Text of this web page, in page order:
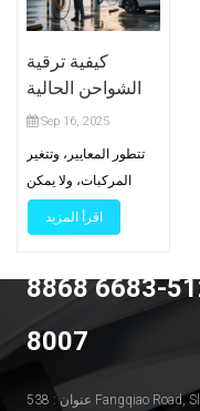
كيفية ترقية
الشواحن الحالية
لدعم الموصلات
Sep 16, 2025
تتطور المعايير، وتتغير
المركبات، ولا يمكن
للمواقع أن تقف مكتوفة
الأيدي. الخبر السار:
التيار المستمر السريعة
إضافة موصلات أحدث
دون الحاجة للبدء من
المساحة الكهربائية،
اقرأ المزيد
هاتف : +86 512-6683 8868 EXT:
8007
عنوان : 538 Fangqiao Road, SlP-Xiangcheng Cooperative Zone, Xiangcheng,